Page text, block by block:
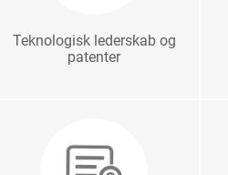
Teknologisk lederskab og
patenter